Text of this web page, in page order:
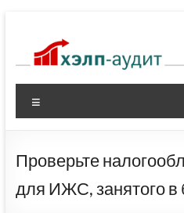
содержимому
Проверьте
для ИЖС, занятого в